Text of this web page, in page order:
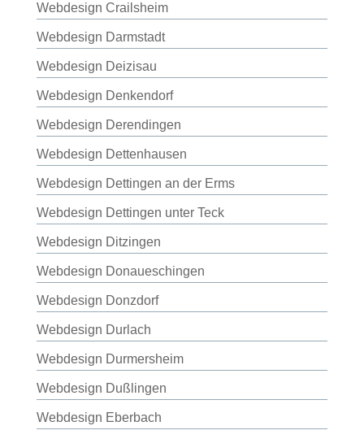
Webdesign Crailsheim
Webdesign Darmstadt
Webdesign Deizisau
Webdesign Denkendorf
Webdesign Derendingen
Webdesign Dettenhausen
Webdesign Dettingen an der Erms
Webdesign Dettingen unter Teck
Webdesign Ditzingen
Webdesign Donaueschingen
Webdesign Donzdorf
Webdesign Durlach
Webdesign Durmersheim
Webdesign Dußlingen
Webdesign Eberbach